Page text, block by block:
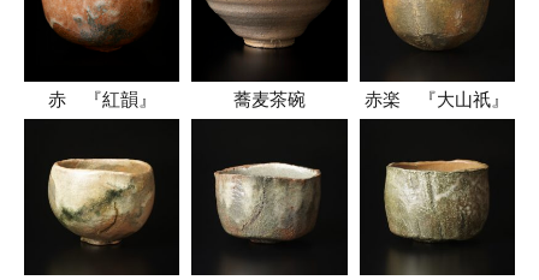
赤 『紅韻』 蕎麦茶碗 赤楽 『大山祇』